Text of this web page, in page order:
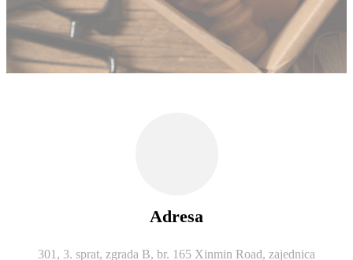
Adresa
301, 3. sprat, zgrada B, br. 165 Xinmin Road, zajednica